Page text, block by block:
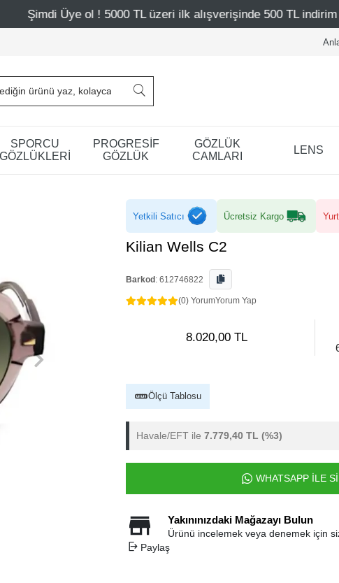
ol ! 5000 TL üzeri ilk alışverişinde 500 TL indirim
SPORCU
GÖZLÜKLERİ
PROGRESİF
GÖZLÜK
GÖZLÜK
CAMLARI
LENS
Yetkili Satıcı Ücretsiz Kargo
Kilian Wells C2
Barkod : 612746822
(0) YorumYorum Yap
8.020,00 TL
Ölçü Tablosu
Havale/EFT ile 7.779,40 TL (%3)
WHATSAPP İLE
Yakınınızdaki Mağazayı Bulun
Ürünü incelemek veya denemek için
Paylaş